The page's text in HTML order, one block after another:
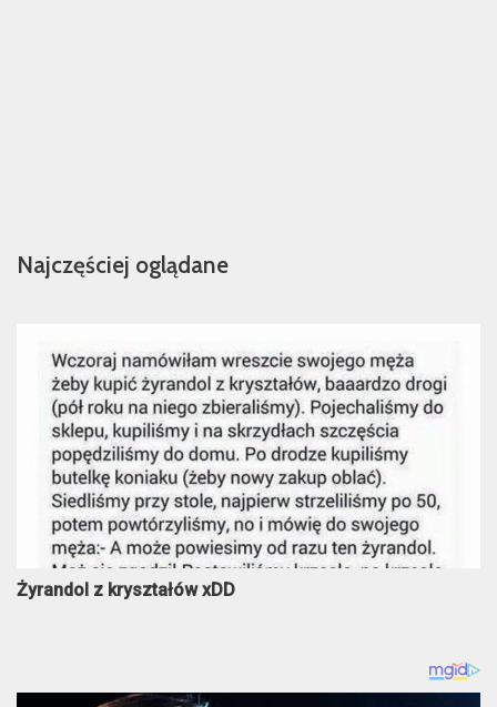
Najczęściej oglądane
Żyrandol z kryształów xDD